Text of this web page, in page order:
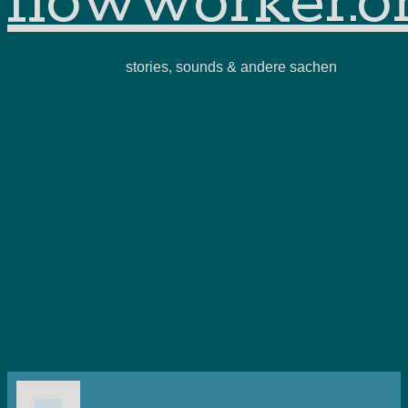
stories, sounds & andere sachen